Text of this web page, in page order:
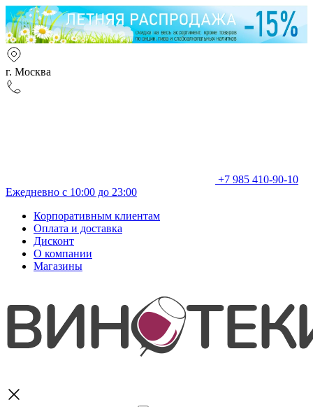
г. Москва
+7 985 410-90-10
Ежедневно с 10:00 до 23:00
Корпоративным клиентам
Оплата и доставка
Дисконт
О компании
Магазины